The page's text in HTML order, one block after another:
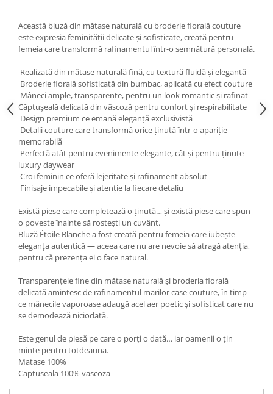
Această bluză din mătase naturală cu broderie florală couture
este expresia feminității delicate și sofisticate, creată pentru
femeia care transformă rafinamentul într-o semnătură personală.
Realizată din mătase naturală fină, cu textură fluidă și elegantă
Broderie florală sofisticată din bumbac, aplicată cu efect couture
Mâneci ample, transparente, pentru un look romantic și rafinat
Căptușeală delicată din vâscoză pentru confort și respirabilitate
Design premium ce emană eleganță exclusivistă
Detalii couture care transformă orice ținută într-o apariție
memorabilă
Perfectă atât pentru evenimente elegante, cât și pentru ținute
luxury daywear
Croi feminin ce oferă lejeritate și rafinament absolut
Finisaje impecabile și atenție la fiecare detaliu
Există piese care completează o ținută… și există piese care spun
o poveste înainte să rostești un cuvânt.
Bluză Étoile Blanche a fost creată pentru femeia care iubește
eleganța autentică — aceea care nu are nevoie să atragă atenția,
pentru că prezența ei o face natural.
Transparențele fine din mătase naturală și broderia florală
delicată amintesc de rafinamentul marilor case couture, în timp
ce mânecile vaporoase adaugă acel aer poetic și sofisticat care nu
se demodează niciodată.
Este genul de piesă pe care o porți o dată… iar oamenii o țin
minte pentru totdeauna.
Matase 100%
Captuseala 100% vascoza